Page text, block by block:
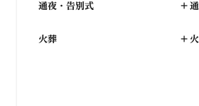
通夜・告別式 +
火葬 +